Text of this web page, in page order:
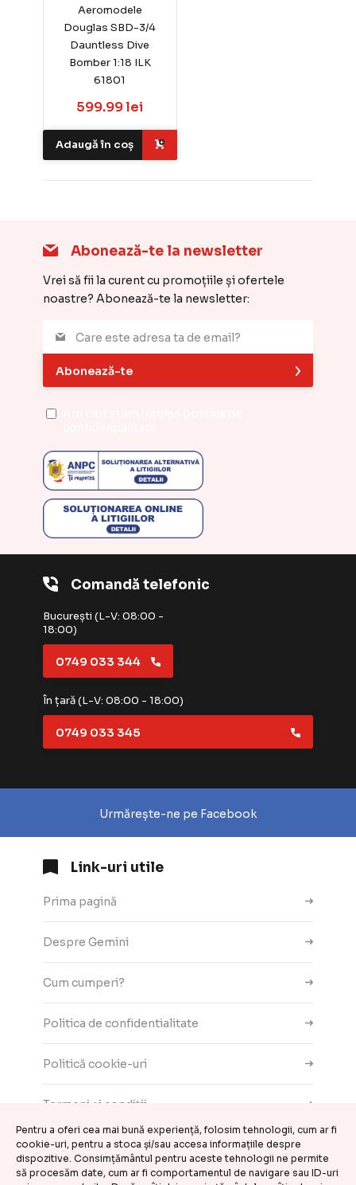
Pentru a oferi cea mai bună experiență, folosim tehnologii, cum ar fi
cookie-uri, pentru a stoca și/sau accesa informațiile despre
dispozitive. Consimțământul pentru aceste tehnologii ne permite
să procesăm date, cum ar fi comportamentul de navigare sau ID-uri
Aeromodele
Douglas SBD-3/4
Dauntless Dive
Bomber 1:18 ILK
61801
599.99 lei
Adaugă în coș
Comandă telefonic
București (L-V: 08:00 -
18:00)
0749 033 344
În țară (L-V: 08:00 - 18:00)
0749 033 345
Urmărește-ne pe Facebook
Link-uri utile
Prima pagină
Despre Gemini
Cum cumperi?
Politica de confidentialitate
Politică cookie-uri
Termeni și condiții
Contact
Abonează-te la newsletter
Vrei să fii la curent cu promoțiile și ofertele
noastre? Abonează-te la newsletter:
Abonează-te